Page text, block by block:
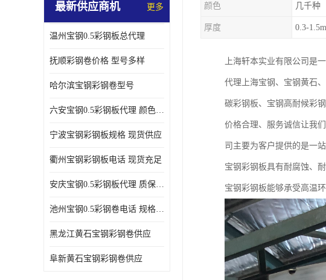
最新供应商机 更多
温州宝钢0.5彩钢板总代理
抚顺彩钢卷价格 型号多样
哈尔滨宝钢彩钢卷型号
六安宝钢0.5彩钢板代理 颜色定制
宁波宝钢彩钢板规格 现货供应
衢州宝钢彩钢板电话 现货充足
安庆宝钢0.5彩钢板代理 质保十年起
池州宝钢0.5彩钢卷电话 规格多样
黑龙江黄石宝钢彩钢卷供应
阜新黄石宝钢彩钢卷供应
颜色 几千种
厚度 0.3-
上海轩本实业有限公司是
代理上海宝钢、宝钢黄石
碳彩钢板、宝钢高耐候彩
价格合理、服务诚信让我
司主要为客户提供的是一
宝钢彩钢板具有耐腐蚀、
宝钢彩钢板能够承受高温